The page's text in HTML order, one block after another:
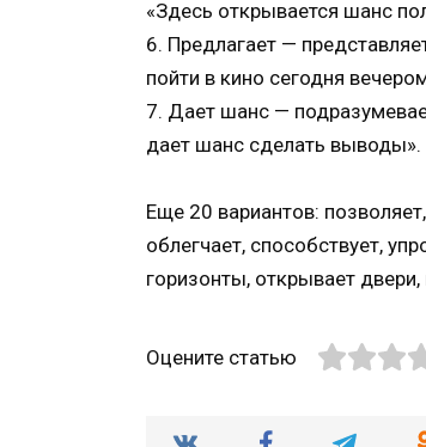
«Здесь открывается шанс
6. Предлагает —
пойти в кино сегодня
7. Дает шанс —
дает шанс сделать выводы».
Еще 20 вариантов:
облегчает, способствует,
горизонты, открывает двери,
Оцените статью